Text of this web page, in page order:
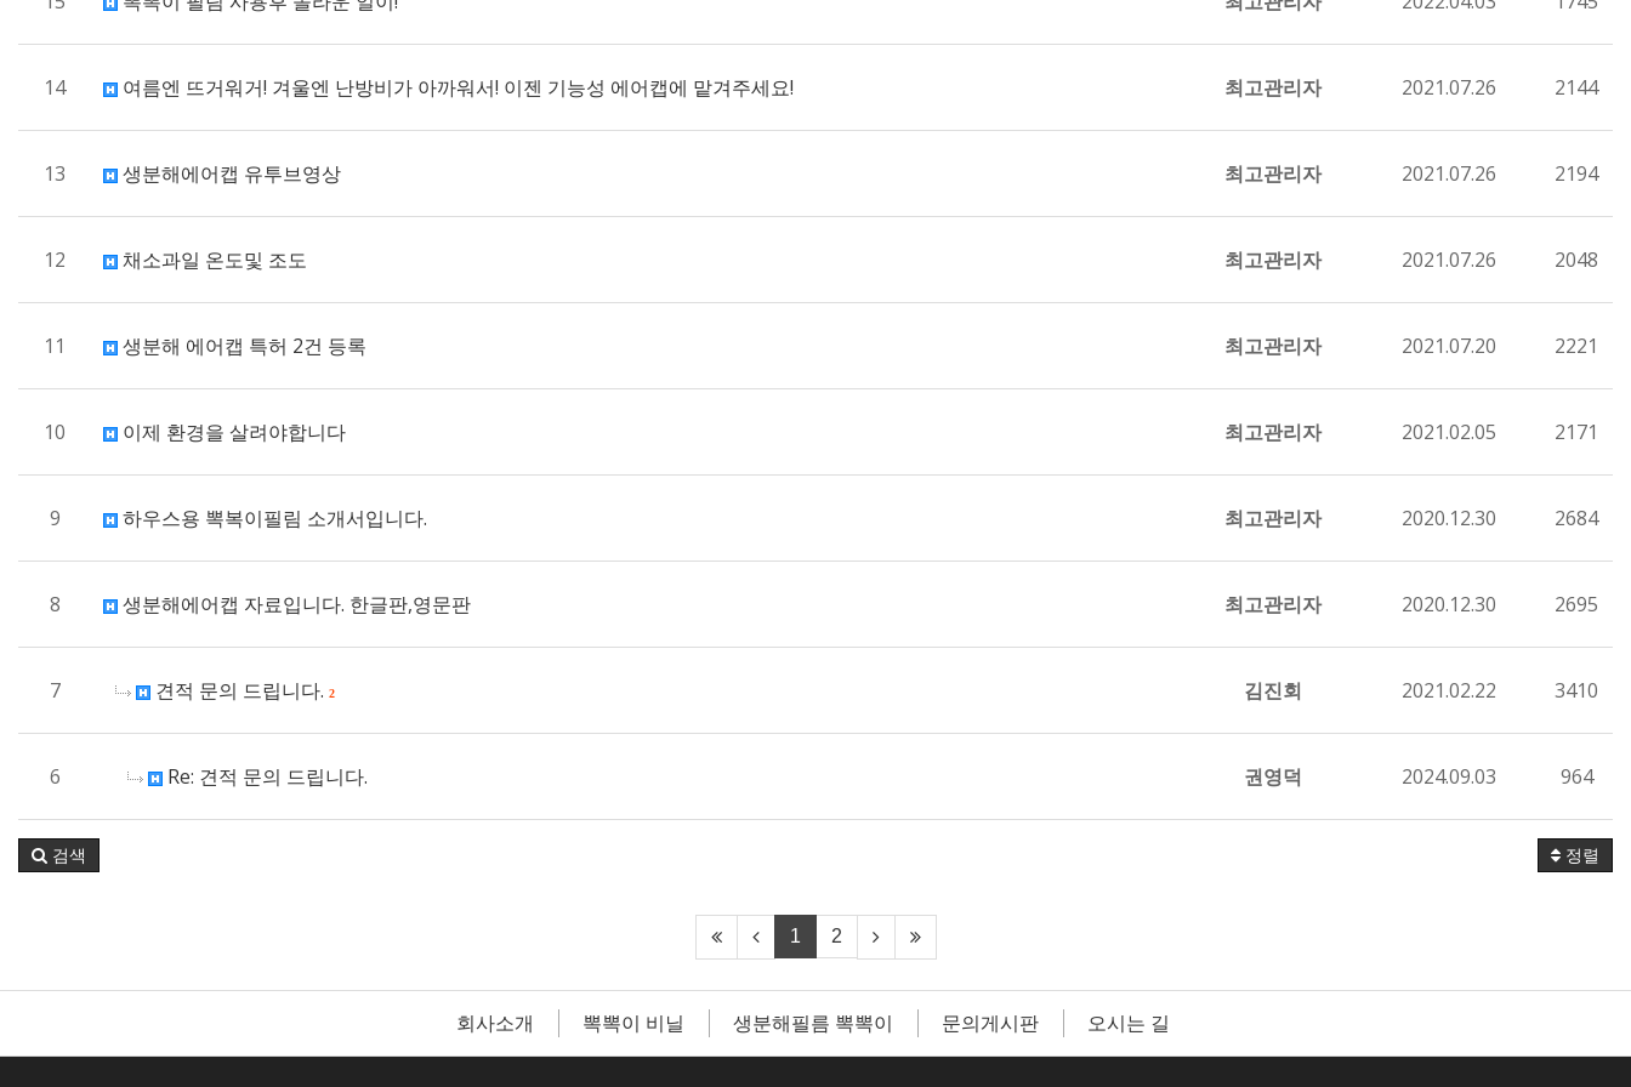
14 여름엔 뜨거워거! 겨울엔 난방비가 아까워서! 이젠 기능성 에어캡에 맡겨주세요! 최고관리자 2021.07.26 2144
13 생분해에어캡 유투브영상 최고관리자 2021.07.26 2194
12 채소과일 온도및 조도 최고관리자 2021.07.26 2048
11 생분해 에어캡 특허 2건 등록 최고관리자 2021.07.20 2221
10 이제 환경을 살려야합니다 최고관리자 2021.02.05 2171
9 하우스용 뽁복이필림 소개서입니다. 최고관리자 2020.12.30 2684
8 생분해에어캡 자료입니다. 한글판,영문판 최고관리자 2020.12.30 2695
7 견적 문의 드립니다. 2 김진회 2021.02.22 3410
6 Re: 견적 문의 드립니다. 권영덕 2024.09.03 964
정렬
검색
1 2
회사소개 뽁뽁이 비닐 생분해필름 뽁뽁이 문의게시판 오시는 길